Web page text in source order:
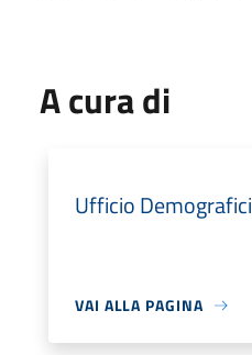
A cura di
Ufficio Demografici
VAI ALLA PAGINA